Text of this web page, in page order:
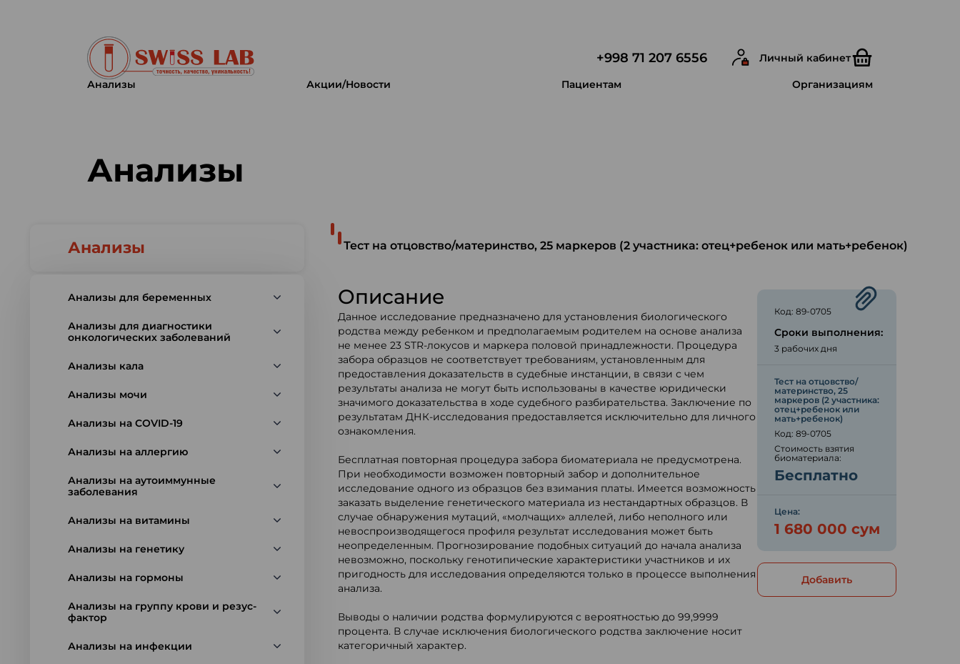
+998 71 207 6556 Личный кабинет
Анализы Акции/Новости Пациентам Организациям
Анализы
Анализы
Анализы для беременных
Анализы для диагностики
онкологических заболеваний
Анализы кала
Анализы мочи
Анализы на COVID-19
Анализы на аллергию
Анализы на аутоиммунные
заболевания
Анализы на витамины
Анализы на генетику
Анализы на гормоны
Анализы на группу крови и резус-
фактор
Анализы на инфекции
Тест на отцовство/материнство, 25 маркеров (2 участника: отец+ребенок или мать+ребенок)
Описание
Данное исследование предназначено для установления биологического
родства между ребенком и предполагаемым родителем на основе анализа
не менее 23 STR-локусов и маркера половой принадлежности. Процедура
забора образцов не соответствует требованиям, установленным для
предоставления доказательств в судебные инстанции, в связи с чем
результаты анализа не могут быть использованы в качестве юридически
значимого доказательства в ходе судебного разбирательства. Заключение по
результатам ДНК-исследования предоставляется исключительно для личного
ознакомления.
Бесплатная повторная процедура забора биоматериала не предусмотрена.
При необходимости возможен повторный забор и дополнительное
исследование одного из образцов без взимания платы. Имеется возможность
заказать выделение генетического материала из нестандартных образцов. В
случае обнаружения мутаций, «молчащих» аллелей, либо неполного или
невоспроизводящегося профиля результат исследования может быть
неопределенным. Прогнозирование подобных ситуаций до начала анализа
невозможно, поскольку генотипические характеристики участников и их
пригодность для исследования определяются только в процессе выполнения
анализа.
Выводы о наличии родства формулируются с вероятностью до 99,9999
процента. В случае исключения биологического родства заключение носит
категоричный характер.
Код: 89-0705
Сроки выполнения:
3 рабочих дня
Тест на отцовство/
материнство, 25
маркеров (2 участника:
отец+ребенок или
мать+ребенок)
Код: 89-0705
Стоимость взятия
биоматериала:
Бесплатно
Цена:
1 680 000 сум
Добавить